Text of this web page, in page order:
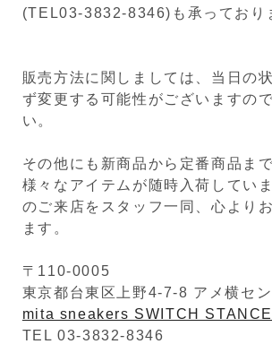
(TEL03-3832-8346)も承っており
販売方法に関しましては、当日の
ず変更する可能性がございますの
い。
その他にも新商品から定番商品ま
様々なアイテムが随時入荷してい
のご来店をスタッフ一同、心より
ます。
〒110-0005
東京都台東区上野4-7-8 アメ横セ
mita sneakers SWITCH STANCE
TEL 03-3832-8346